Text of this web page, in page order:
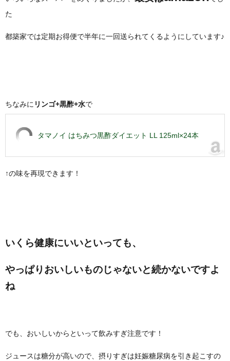
た
都築家では定期お得便で半年に一回送られてくるようにしています♪
ちなみに リンゴ+黒酢+水で
タマノイ はちみつ黒酢ダイエット LL 125ml×24本
↑の味を再現できます！
いくら健康にいいといっても、
やっぱりおいしいものじゃないと続かないですよ
ね
でも、おいしいからといって飲みすぎ注意です！
ジュースは糖分が高いので、摂りすぎは妊娠糖尿病を引き起こすの